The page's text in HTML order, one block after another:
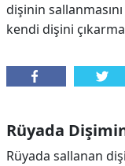
dişinin
kendi dişini
Rüyada
Rüyada sallanan